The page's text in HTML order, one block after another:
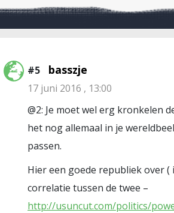
#5 basszje
17 juni 2016 , 13:00
@2: Je moet wel erg kronkelen
het nog allemaal in je
passen.
Hier een goede republiek over (
correlatie tussen de twee –
http://usuncut.com/politics/